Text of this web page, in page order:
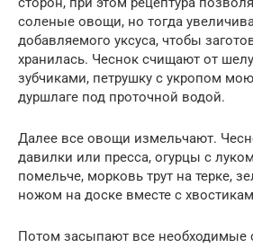
соленые овощи, но тогда
добавляемого уксуса, чтобы
хранилась. Чеснок счищают от
зубчиками, петрушку с укропом
дуршлаге под проточной водой.
Далее все овощи измельчают.
давилки или пресса, огурцы с
помельче, морковь трут на терке,
ножом на доске вместе с
Потом засыпают все необходимые